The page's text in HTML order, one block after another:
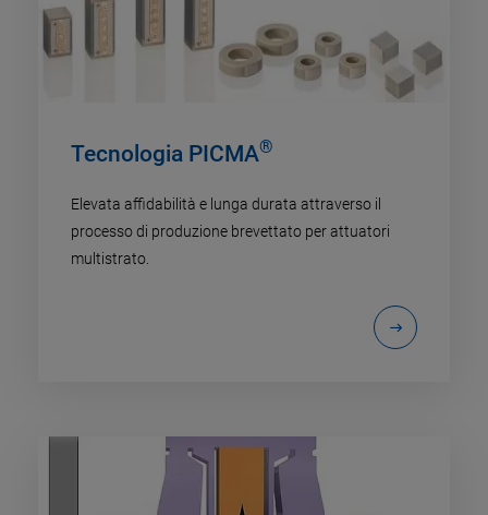
Tecnologia PICMA®
Elevata affidabilità e lunga durata attraverso il
processo di produzione brevettato per attuatori
multistrato.